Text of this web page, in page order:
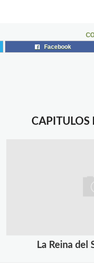
Facebook
CAPITULOS
La Reina del